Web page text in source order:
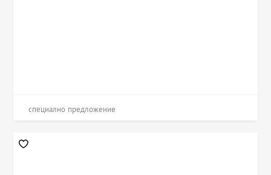
специално предложение